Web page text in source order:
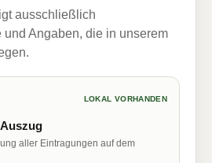
ausschließlich
und Angaben, die in unserem
LOKAL VORHANDEN
aller Eintragungen auf dem